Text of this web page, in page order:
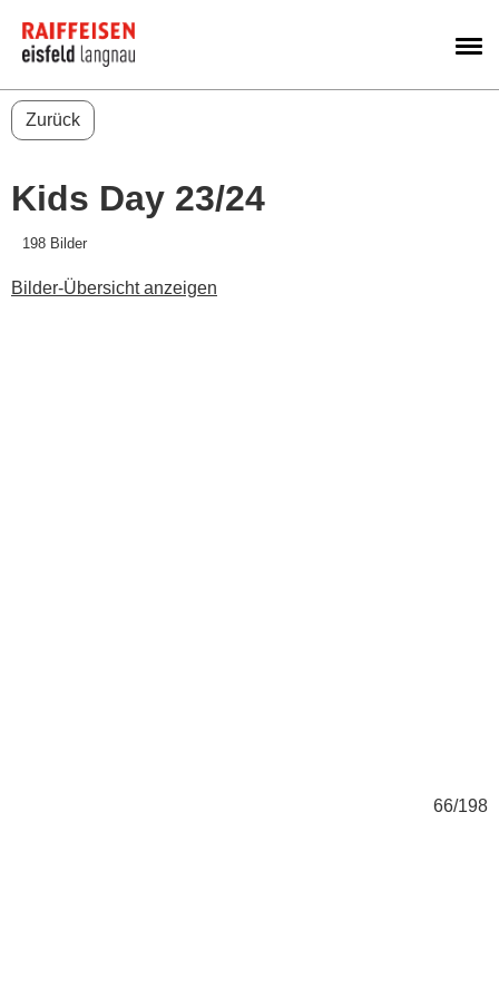
Zurück
Kids Day 23/24
198 Bilder
Bilder-Übersicht anzeigen
66/198